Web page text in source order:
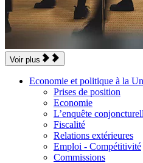
Voir plus
Economie et politique à la
Prises de position
Economie
L’enquête
Fiscalité
Relations extérieures
Emploi - Compétitivité
Commissions